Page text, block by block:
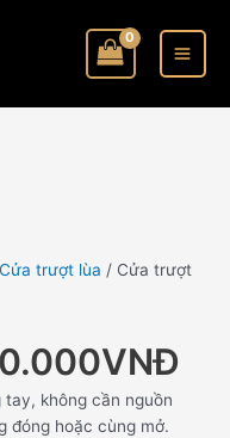
Cửa trượt lùa / Cửa trượt
không cần nguồn
đóng hoặc cùng mở.